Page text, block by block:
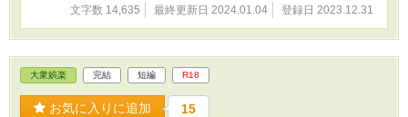
文字数 14,635 最終更新日 2024.01.04 登録日 2023.12.31
大衆娯楽 完結 短編 R18
お気に入りに追加 15